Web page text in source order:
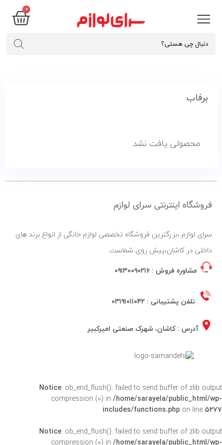
۰
برفاب
محصولی یافت نشد
فروشگاه اینترنتی سرای لوازم
سرای لوازم ،بزرگترین فروشگاه تخصصی لوازم خانگی از انواع برند های
داخلی در کاشان،پیش روی شماست.
مشاوره فروش : ۰۹۱۳۰۰۹۰۲۱۶
تلفن پشتیبانی : ۰۳۱۹۱۰۱۱۰۴۲
آدرس : کاشان، شهرک صنعتی امیرکبیر
Notice: ob_end_flush(): failed to send buffer of zlib output
compression (0) in/home/sarayela/public_html/wp-
includes/functions.php on line ۵۲۷۷
Notice: ob_end_flush(): failed to send buffer of zlib output
compression (0) in/home/sarayela/public_html/wp-